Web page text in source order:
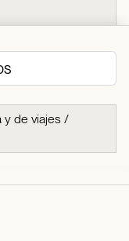
y de viajes /